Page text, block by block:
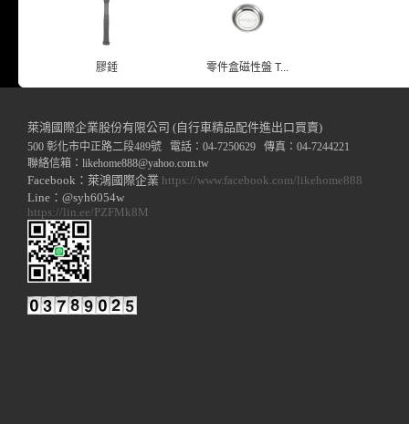
膠錘 零件盒磁性盤 T...
萊鴻國際企業股份有限公司 (自行車精品配件進出口買賣)
500 彰化市中正路二段489號 電話：04-7250629 傳真：04-7244221
聯絡信箱： likehome888@yahoo.com.tw
Facebook：萊鴻國際企業 https://www.facebook.com/likehome888
Line：@syh6054w
https://lin.ee/PZFMk8M